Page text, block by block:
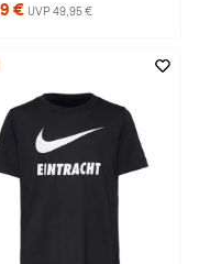
€ UVP 49,95 €